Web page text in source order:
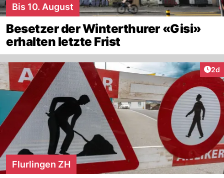
Bis 10. August
Besetzer der Winterthurer «Gisi»
erhalten letzte Frist
2d
Flurlingen ZH